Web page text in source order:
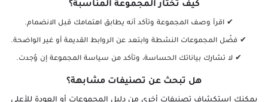
كيف تختار المجموعة المناسبة؟
✔ اقرأ وصف المجموعة وتأكد أنه يطابق اهتمامك قبل الانضمام.
✔ فضّل المجموعات النشطة وابتعد عن الروابط القديمة أو غير الواضحة.
✔ لا تشارك بياناتك الحساسة، وتأكد من سياسة المجموعة إن وُجدت.
هل تبحث عن تصنيفات مشابهة؟
يمكنك استكشاف تصنيفات أخرى من دليل المجموعات أو العودة للأعلى